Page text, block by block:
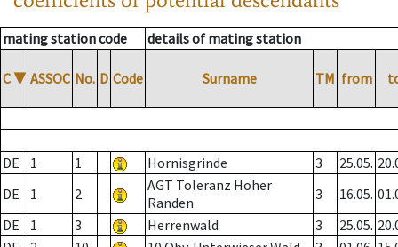
mating station code details of mating station
C ▼ ASSOC No. D Code Surname TM from
DE 1 1 Hornisgrinde 3 25.05.
DE
1 2
AGT Toleranz Hoher
Randen
3 16.05.
DE
1 3 Herrenwald 3 25.05.